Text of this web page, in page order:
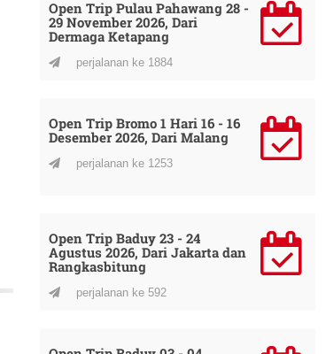
Open Trip Pulau Pahawang 28 -
29 November 2026, Dari
Dermaga Ketapang
perjalanan ke 1884
Open Trip Bromo 1 Hari 16 - 16
Desember 2026, Dari Malang
perjalanan ke 1253
Open Trip Baduy 23 - 24
Agustus 2026, Dari Jakarta dan
Rangkasbitung
perjalanan ke 592